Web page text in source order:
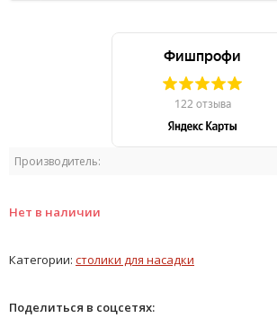
Производитель:
Нет в наличии
Категории: столики для насадки
Поделиться в соцсетях: